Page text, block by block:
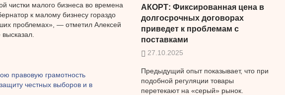
чистки малого бизнеса во времена
к малому бизнесу гораздо
проблемах», — отметил Алексей
правовую грамотность
честных выборов и в
АКОРТ: Фиксированная цена в
долгосрочных договорах
приведет к проблемам с
поставками
27.10.2025
Предыдущий опыт показывает, что при
подобной регуляции товары
перетекают на «серый» рынок.